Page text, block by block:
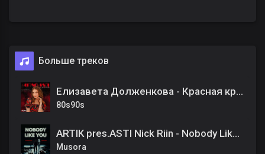
Больше треков
Елизавета Долженкова - Красная краса
80s90s
ARTIK pres.ASTI Nick Riin - Nobody Like You
Musora